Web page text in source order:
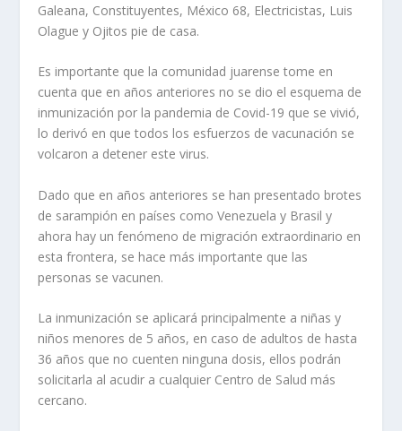
Galeana, Constituyentes, México 68, Electricistas, Luis
Olague y Ojitos pie de casa.
Es importante que la comunidad juarense tome en
cuenta que en años anteriores no se dio el esquema de
inmunización por la pandemia de Covid-19 que se vivió,
lo derivó en que todos los esfuerzos de vacunación se
volcaron a detener este virus.
Dado que en años anteriores se han presentado brotes
de sarampión en países como Venezuela y Brasil y
ahora hay un fenómeno de migración extraordinario en
esta frontera, se hace más importante que las
personas se vacunen.
La inmunización se aplicará principalmente a niñas y
niños menores de 5 años, en caso de adultos de hasta
36 años que no cuenten ninguna dosis, ellos podrán
solicitarla al acudir a cualquier Centro de Salud más
cercano.